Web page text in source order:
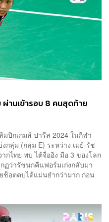
านเข้ารอบ 8 คนสุดท้าย
ปิกเกมส์ ปารีส 2024 ในกีฬา
กลุ่ม (กลุ่ม E) ระหว่าง เมย์-รัช
ไทย พบ ไต้จื่ออิง มือ 3 ของโลก
ว่ารัชนกคืนฟอร์มเก่งกลับมา
ช็อตตบได้แม่นยำกว่ามาก ก่อน